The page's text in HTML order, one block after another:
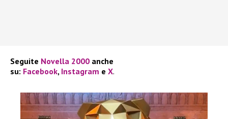
Seguite Novella 2000 anche
su: Facebook, Instagram e X.